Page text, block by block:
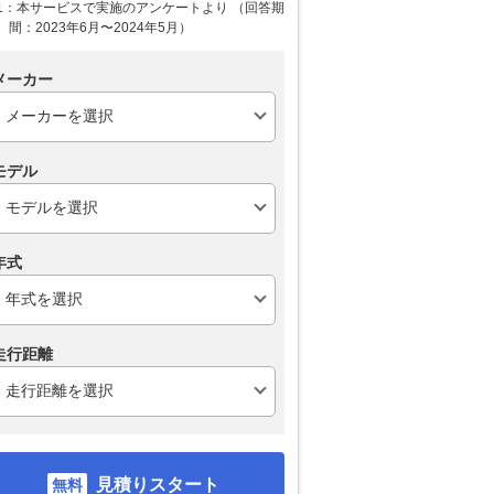
本サービスで実施のアンケートより （回答期
間：2023年6月〜2024年5月）
ーカー
デル
式
行距離
見積りスタート